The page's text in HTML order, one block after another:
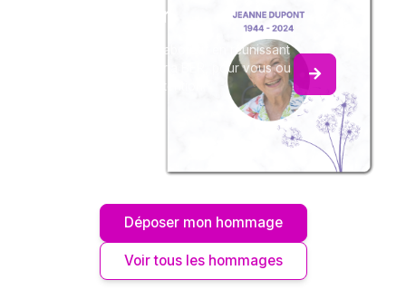
du souvenir
Créez un album collaboratif en réunissant
les hommages à Maria BER, pour vous ou
Déposer mon hommage
Voir tous les hommages